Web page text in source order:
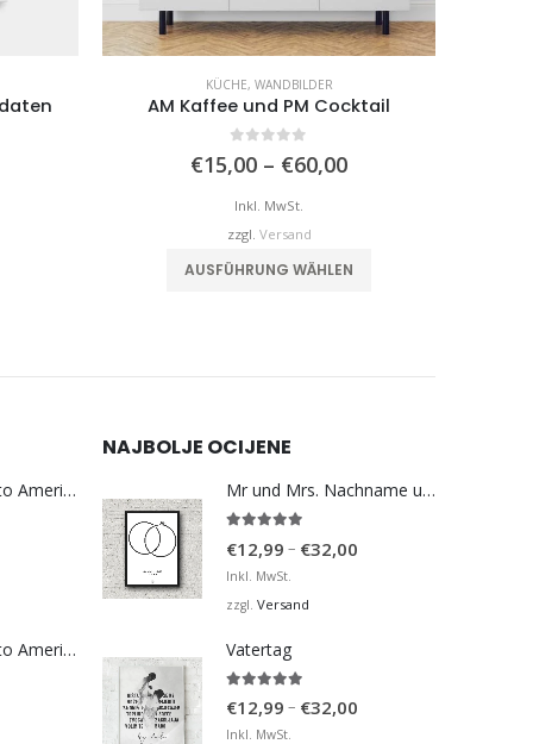
KÜCHE, WANDBILDER
AM Kaffee und PM Cocktail
€15,00 – €60,00Preisspanne:
Inkl. MwSt.
zzgl. Versand
AUSFÜHRUNG WÄHLEN
Bosna Take Me to America Navijačka Majica 3
Bosna Take Me to America Navijačka Majica 4
NAJBOLJE OCIJENE
Mr und Mrs. Nachname und Hochzeitsdatum
€12,99 – €32,00
Inkl. MwSt.
zzgl. Versand
Vatertag
€12,99 – €32,00
Inkl. MwSt.